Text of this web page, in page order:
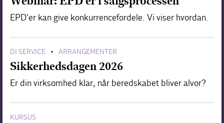
EPD'er kan give konkurrencefordele. Vi viser hvordan.
DI SERVICE • ARRANGEMENTER
Sikkerhedsdagen 2026
Er din virksomhed klar, når beredskabet bliver alvor?
KURSUS